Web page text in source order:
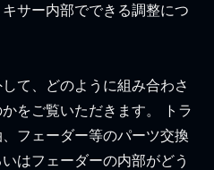
サー内部でできる調整につ
て、どのように組み合わさ
をご覧いただきます。 トラ
フェーダー等のパーツ交換
はフェーダーの内部がどう